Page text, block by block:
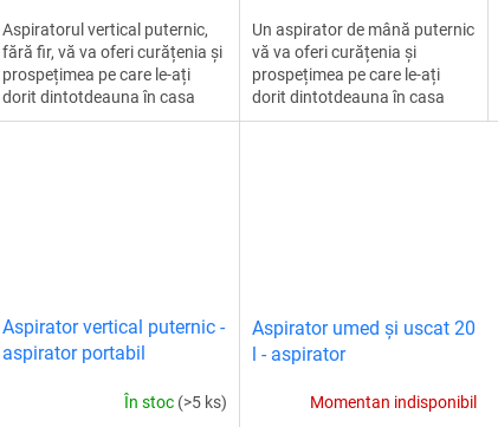
Aspiratorul vertical puternic,
fără fir, vă va oferi curățenia și
prospețimea pe care le-ați
dorit dintotdeauna în casa
dumneavoastră. Nu mai
Un aspirator de mână puternic
vă va oferi curățenia și
prospețimea pe care le-ați
dorit dintotdeauna în casa
dumneavoastră. Gata cu
Aspirator vertical puternic -
aspirator portabil
În stoc (>5 ks)
Aspirator umed și uscat 20
l - aspirator
Momentan indisponibil